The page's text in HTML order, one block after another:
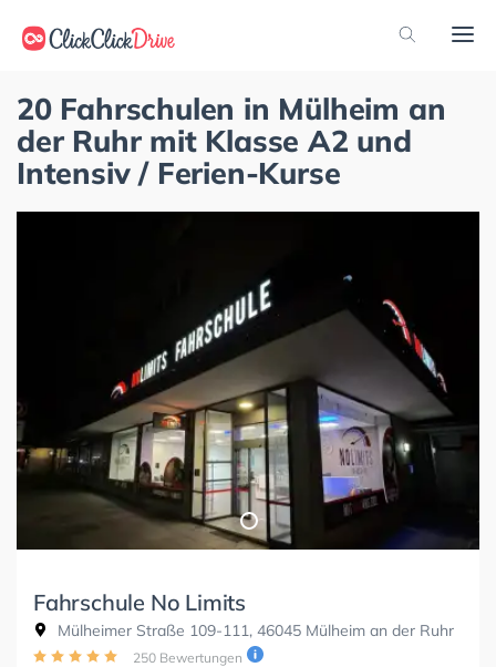
20 Fahrschulen in Mülheim an
der Ruhr mit Klasse A2 und
Intensiv / Ferien-Kurse
Fahrschule No Limits
Mülheimer Straße 109-111, 46045 Mülheim an der Ruhr
250 Bewertungen